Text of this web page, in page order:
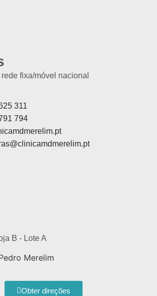
fixa/móvel nacional
311
794
B - Lote A
Merelim
Obter direções